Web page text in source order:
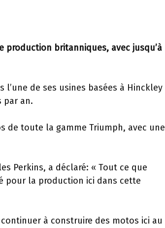
production britanniques, avec jusqu’à
de ses usines basées à Hinckley
par an.
de toute la gamme Triumph, avec une
Perkins, a déclaré: « Tout ce que
pour la production ici dans cette
à construire des motos ici au